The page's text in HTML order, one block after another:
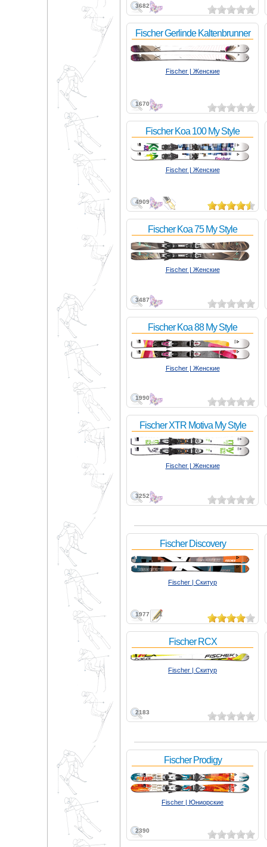
3682
1670
Fischer Gerlinde Kaltenbrunner
Fischer | Женские
4909
Fischer Koa 100 My Style
Fischer | Женские
3487
Fischer Koa 75 My Style
Fischer | Женские
1990
Fischer Koa 88 My Style
Fischer | Женские
3252
Fischer XTR Motiva My Style
Fischer | Женские
1977 1
Fischer Discovery
Fischer | Скитур
2183
Fischer RCX
Fischer | Скитур
2390
Fischer Prodigy
Fischer | Юниорские